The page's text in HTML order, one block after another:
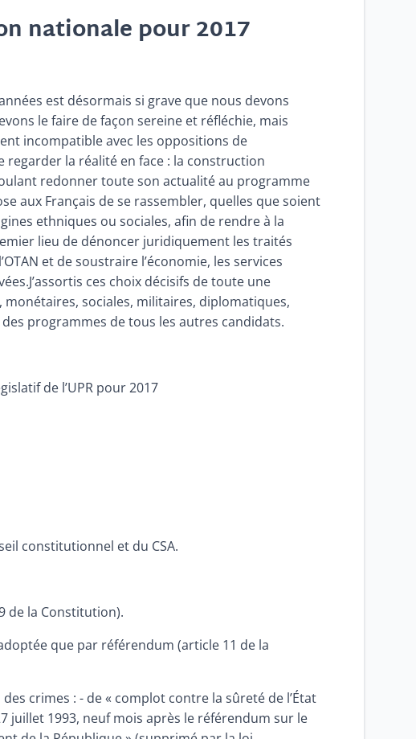
nationale pour 2017
est désormais si grave que nous devons
le faire de façon sereine et réfléchie, mais
incompatible avec les oppositions de
regarder la réalité en face : la construction
redonner toute son actualité au programme
aux Français de se rassembler, quelles que soient
ethniques ou sociales, afin de rendre à la
lieu de dénoncer juridiquement les traités
et de soustraire l’économie, les services
ces choix décisifs de toute une
sociales, militaires, diplomatiques,
programmes de tous les autres candidats.
de l’UPR pour 2017
constitutionnel et du CSA.
de la Constitution).
que par référendum (article 11 de la
crimes : - de « complot contre la sûreté de l’État
juillet 1993, neuf mois après le référendum sur le